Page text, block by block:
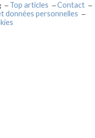
Top articles
Contact
données personnelles